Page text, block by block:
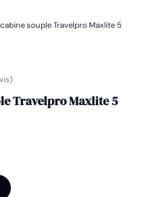
souple Travelpro Maxlite 5
Travelpro Maxlite 5